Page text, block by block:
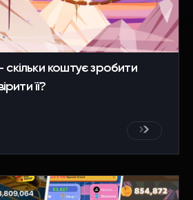
скільки коштує зробити
її?